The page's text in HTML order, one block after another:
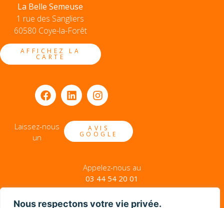
Nous respectons votre vie privée.
La Belle Semeuse
1 rue des Sangliers
60580 Coye-la-Forêt
AFFICHEZ LA
CARTE
Appelez-nous au
03 44 54 20 01
Laissez-nous
un
AVIS
GOOGLE